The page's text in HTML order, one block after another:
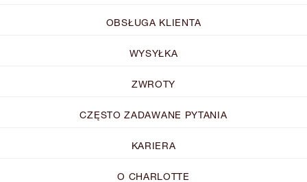
OBSŁUGA KLIENTA
WYSYŁKA
ZWROTY
CZĘSTO ZADAWANE PYTANIA
KARIERA
O CHARLOTTE